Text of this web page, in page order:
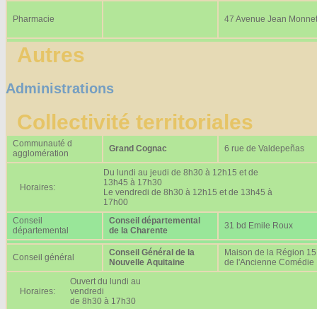
Pharmacie 47 Avenue Jean Monnet
Autres
Administrations
Collectivité territoriales
Communauté d
agglomération
Grand Cognac 6 rue de Valdepeñas
Horaires:
Du lundi au jeudi de 8h30 à 12h15 et de
13h45 à 17h30
Le vendredi de 8h30 à 12h15 et de 13h45 à
17h00
Conseil
départemental
Conseil départemental
de la Charente
31 bd Emile Roux
Conseil général
Conseil Général de la
Nouvelle Aquitaine
Maison de la Région
de l'Ancienne Comédie
Horaires:
Ouvert du lundi au
vendredi
de 8h30 à 17h30